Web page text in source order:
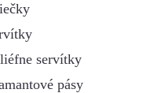
servítky
pásy